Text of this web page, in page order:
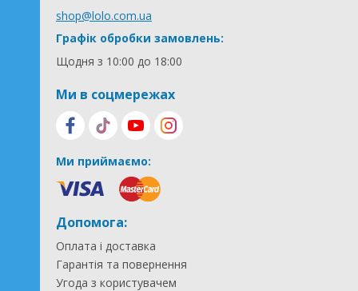
shop@lolo.com.ua
Графік обробки замовлень:
Щодня з 10:00 до 18:00
Ми в соцмережах
Ми приймаємо:
Допомога:
Оплата і доставка
Гарантія та повернення
Угода з користувачем